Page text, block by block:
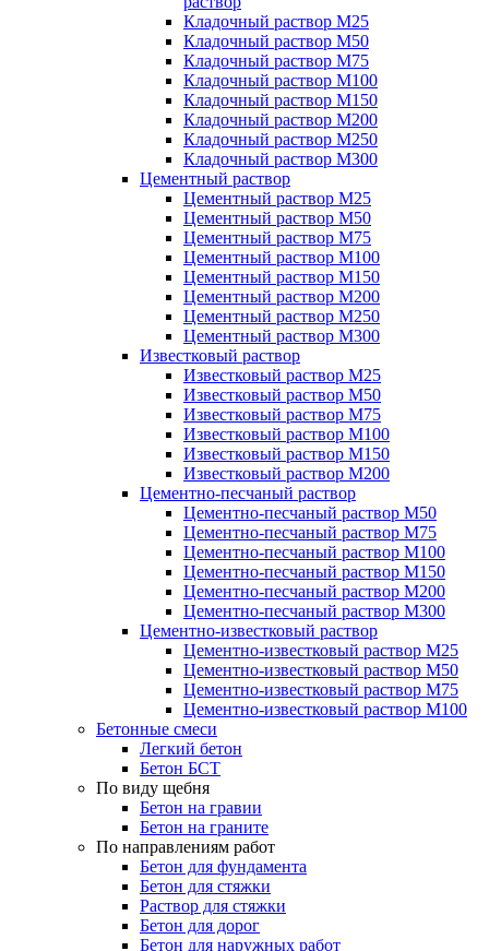
Кладочный раствор М25
Кладочный раствор М50
Кладочный раствор М75
Кладочный раствор М100
Кладочный раствор М150
Кладочный раствор М200
Кладочный раствор М250
Кладочный раствор М300
Цементный раствор
Цементный раствор М25
Цементный раствор М50
Цементный раствор М75
Цементный раствор М100
Цементный раствор М150
Цементный раствор М200
Цементный раствор М250
Цементный раствор М300
Известковый раствор
Известковый раствор М25
Известковый раствор М50
Известковый раствор М75
Известковый раствор М100
Известковый раствор М150
Известковый раствор М200
Цементно-песчаный раствор
Цементно-песчаный раствор М50
Цементно-песчаный раствор М75
Цементно-песчаный раствор М100
Цементно-песчаный раствор М150
Цементно-песчаный раствор М200
Цементно-песчаный раствор М300
Цементно-известковый раствор
Цементно-известковый раствор М25
Цементно-известковый раствор М50
Цементно-известковый раствор М75
Цементно-известковый раствор М100
Бетонные смеси
Легкий бетон
Бетон БСТ
По виду щебня
Бетон на гравии
Бетон на граните
По направлениям работ
Бетон для фундамента
Бетон для стяжки
Раствор для стяжки
Бетон для дорог
Бетон для наружных работ